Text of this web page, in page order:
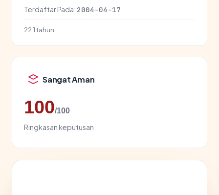
Terdaftar Pada: 2004-04-17
22.1 tahun
Sangat Aman
100/100
Ringkasan keputusan